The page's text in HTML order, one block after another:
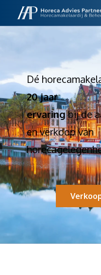
Dé
20 jaar
ervaringbij de
en verkoop van